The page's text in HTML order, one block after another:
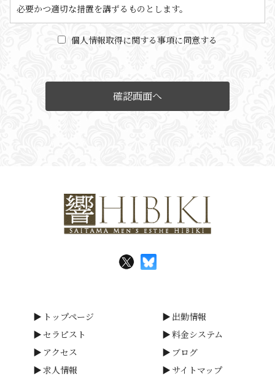
必要かつ適切な措置を講ずるものとします。
2.個人情報の取得等の遵守事項
当店による個人情報の取得、利用、提供については、以下の事
当店は、当店が管理するインターネットによる情報提供サイト
（以下「本サイト」といいます。）の運営に必要な範囲で、本
当店は、当店が取得した個人情報について、法令に定める場合
又は本人の同意を得た場合を除き、以下に定める利用目的の達
成に必要な範囲を超えて利用することはありません。
②本サイトを通じたサービスの提供及び紹介
③本サイトの品質向上のためのアンケート
た個人情報を、本人の事前の同意なく第三者に提供することは
ありません。なお、本人の求めによる個人情報の開示、訂正、
追加若しくは削除又は利用目的の通知については、法令に従い
個人情報取得に関する事項に同意する
トップページ
出勤情報
セラピスト
料金システム
アクセス
ブログ
求人情報
サイトマップ